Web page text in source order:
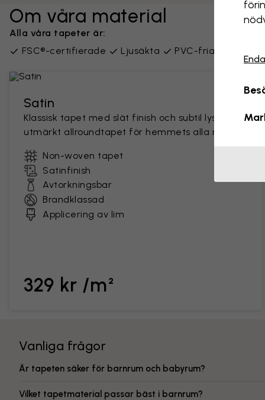
Om våra material
Alla våra tapeter är:
FSC®-certifierade
Ljusäkta PVC-fria
Satin
Klassisk tapet med slät finish och subtil lyster. En
utmärkt allroundtapet för hemmets alla rum.
Non-woven tapet
Satinfinish
Avtorkningsbar
Brandklassad
Applicering av lim
329 kr /m²
Vanliga frågor
Är tapeten säker för barnrum och babyrum?
Vilket tapetmaterial passar bäst i barnrum?